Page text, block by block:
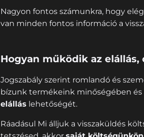
Nagyon fontos számunkra, hogy
van minden fontos információ a
Hogyan működik az elállás,
Jogszabály szerint romlandó és
bízunk termékeink minőségében
elállás lehetőségét.
Ráadásul Mi álljuk a visszaküldés